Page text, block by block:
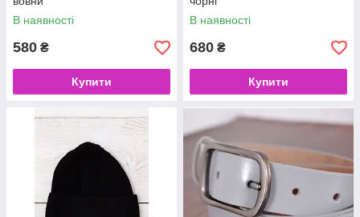
В наявності
580 ₴
Купити
В наявності
680 ₴
Купити